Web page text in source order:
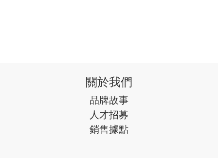
關於我們
品牌故事
人才招募
銷售據點